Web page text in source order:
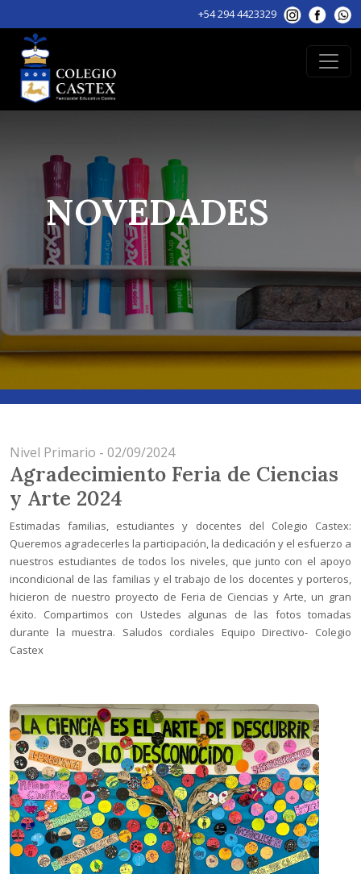
+54 294 4423329
NOVEDADES
Nivel Primario - 02/09/2024
Agradecimiento Feria de Ciencias
y Arte 2024
Estimadas familias, estudiantes y docentes del Colegio Castex:
Queremos agradecerles la participación, la dedicación y el esfuerzo a
nuestros estudiantes de todos los niveles, que junto con el apoyo
incondicional de las familias y el trabajo de los docentes y porteros,
hicieron de nuestro proyecto de Feria de Ciencias y Arte, un gran
éxito. Compartimos con Ustedes algunas de las fotos tomadas
durante la muestra. Saludos cordiales Equipo Directivo- Colegio
Castex